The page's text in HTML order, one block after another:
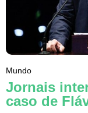
Mundo
Jornais
caso de